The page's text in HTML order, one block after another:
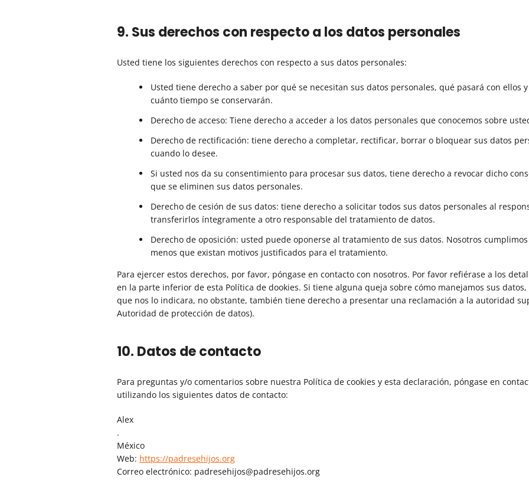
9. Sus derechos con respecto a los datos personales
Usted tiene los siguientes derechos con respecto a sus datos personales:
Usted tiene derecho a saber por qué se necesitan sus datos personales, qué pasará con ellos
cuánto tiempo se conservarán.
Derecho de acceso: Tiene derecho a acceder a los datos personales que conocemos sobre
Derecho de rectificación: tiene derecho a completar, rectificar, borrar o bloquear sus datos
cuando lo desee.
Si usted nos da su consentimiento para procesar sus datos, tiene derecho a revocar dicho
que se eliminen sus datos personales.
Derecho de cesión de sus datos: tiene derecho a solicitar todos sus datos personales al
transferirlos íntegramente a otro responsable del tratamiento de datos.
Derecho de oposición: usted puede oponerse al tratamiento de sus datos. Nosotros cumplimos
menos que existan motivos justificados para el tratamiento.
Para ejercer estos derechos, por favor, póngase en contacto con nosotros. Por favor refiérase a los
en la parte inferior de esta Política de dookies. Si tiene alguna queja sobre cómo manejamos sus
que nos lo indicara, no obstante, también tiene derecho a presentar una reclamación a la autoridad
Autoridad de protección de datos).
10. Datos de contacto
Para preguntas y/o comentarios sobre nuestra Política de cookies y esta declaración, póngase en
utilizando los siguientes datos de contacto:
Alex
.
México
Web: https://padresehijos.org
Correo electrónico: padresehijos@padresehijos.org